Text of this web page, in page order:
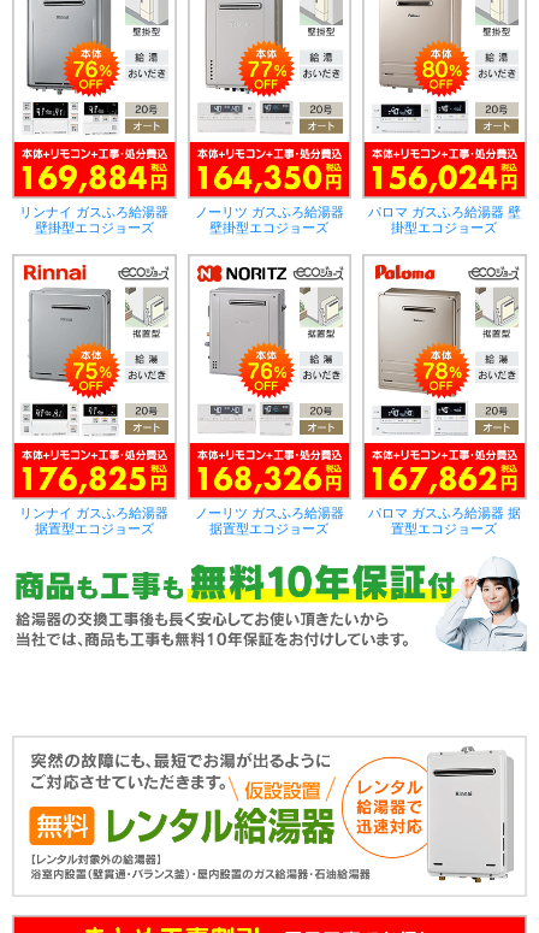
リンナイ ガスふろ給湯器
壁掛型エコジョーズ
ノーリツ ガスふろ給湯器
壁掛型エコジョーズ
パロマ ガスふろ給湯器 壁
掛型エコジョーズ
リンナイ ガスふろ給湯器
据置型エコジョーズ
ノーリツ ガスふろ給湯器
据置型エコジョーズ
パロマ ガスふろ給湯器 据
置型エコジョーズ